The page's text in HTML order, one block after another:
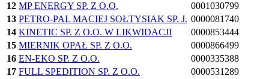
12 MP ENERGY SP. Z O.O.
0001030799
13 PETRO-PAL MACIEJ SOŁTYSIAK SP. J. 0000081740
14 KINETIC SP. Z O.O. W LIKWIDACJI
0000853444
15 MIERNIK OPAŁ SP. Z O.O.
0000866499
16 EN-EKO SP. Z O.O.
0000335388
17 FULL SPEDITION SP. Z O.O.
0000531289